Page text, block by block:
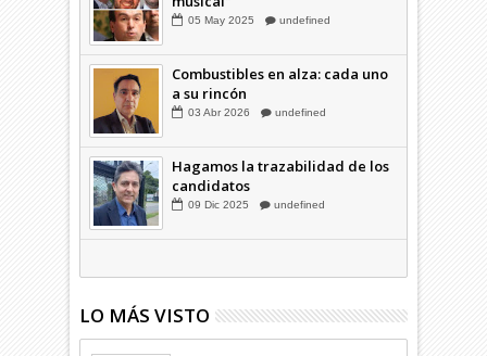
Familia Coloma y la "silla
05 May 2025 undefined
Combustibles en alza: cada uno
03Abr 2026 undefined
Hagamos la trazabilidad de los
09 Dic 2025 undefined
LO MÁS VISTO